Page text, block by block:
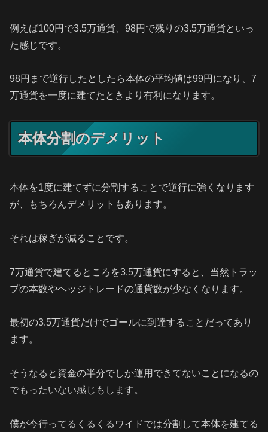
例えば100円で3.5万通貨、98円で残りの3.5万通貨といっ
た感じです。
98円まで逆行したとしたら本体の平均値は99円になり、7
万通貨を一度に建てたときより有利になります。
本体分割のデメリット
本体を1度に建てずに分割することで逆行に強くなります
が、もちろんデメリットもあります。
それは稼ぎが減ることです。
7万通貨で建てるところを3.5万通貨にすると、当然トラッ
プの本数やヘッジトレードの通貨数が少なくなります。
最初の3.5万通貨だけでゴールに到達することだってあり
ます。
そうなると資金の半分でしか運用できてないことになるの
でもったいない感じもします。
僕が今行ってるくるくるワイドでは分割して本体を建てる